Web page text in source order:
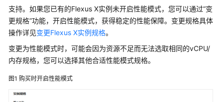
态
产
介
绍
速
支持。如果您已有的Flexus X实例未开启性能模式，您可以通过“变
更规格”功能，开启性能模式，获得稳定的性能保障。 变更规格具体
操作详见变更Flexus X实例规格。
变更为性能模式时，可能会因为资源不足而无法选取相同的vCPU/
内存规格，您可以选择其他合适性能模式规格。
图1 购买时开启性能模式